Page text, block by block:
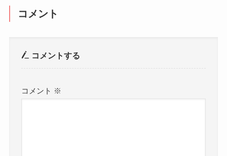
コメント
コメントする
コメント ※